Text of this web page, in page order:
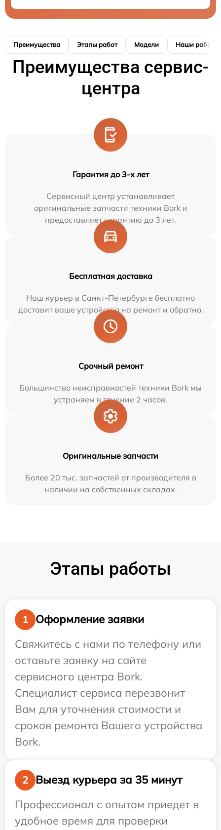
Преимущества Этапы работ Модели Наши работы
Преимущества сервис-
центра
Гарантия до 3-х лет
Сервисный центр устанавливает
оригинальные запчасти техники Bork и
предоставляет гарантию до 3 лет.
Бесплатная доставка
Наш курьер в Санкт-Петербурге бесплатно
доставит ваше устройство на ремонт и обратно.
Срочный ремонт
Большинство неисправностей техники Bork мы
устраняем в течение 2 часов.
Оригинальные запчасти
Более 20 тыс. запчастей от производителя в
наличии на собственных складах.
Этапы работы
1
Оформление заявки
Свяжитесь с нами по телефону или
оставьте заявку на сайте
сервисного центра Bork.
Специалист сервиса перезвонит
Вам для уточнения стоимости и
сроков ремонта Вашего устройства
Bork.
2
Выезд курьера за 35 минут
Профессионал с опытом приедет в
удобное время для проверки